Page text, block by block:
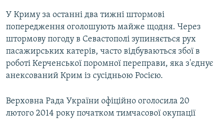
У Криму за останні два тижні штормові
попередження оголошують майже щодня. Через
штормову погоду в Севастополі зупиняється рух
пасажирських катерів, часто відбуваються збої в
роботі Керченської поромної переправи, яка з'єднує
анексований Крим із сусідньою Росією.
Верховна Рада України офіційно оголосила 20
лютого 2014 року початком тимчасової окупації